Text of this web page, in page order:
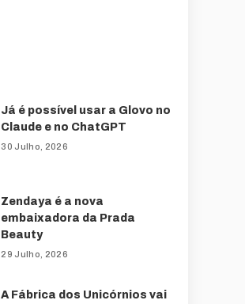
Já é possível usar a Glovo no
Claude e no ChatGPT
30 Julho, 2026
Zendaya é a nova
embaixadora da Prada
Beauty
29 Julho, 2026
A Fábrica dos Unicórnios vai